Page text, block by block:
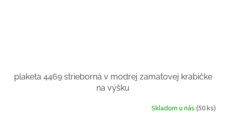
plaketa 4469 strieborná v modrej zamatovej krabičke
na výšku
Skladom u nás (50 ks)